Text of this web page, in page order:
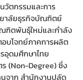
วัตกรรมและการ
าลัยธุรกิจบัณฑิตย์
ฑิตพันธุ์ใหม่และกำลัง
บโจทย์ภาคการผลิต
อุดมศึกษาไทย
(Non-Degree) ซึ่ง
นจาก สำนักงานปลัด